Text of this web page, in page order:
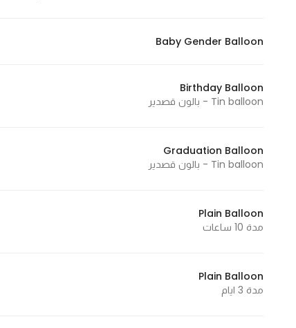
Baby Gender Balloon
Birthday Balloon
Tin balloon - بالون قصدير
Graduation Balloon
Tin balloon - بالون قصدير
Plain Balloon
مدة 10 ساعات
Plain Balloon
مدة 3 ايام
In order for
the
and
structure,
website is
used.
Experience